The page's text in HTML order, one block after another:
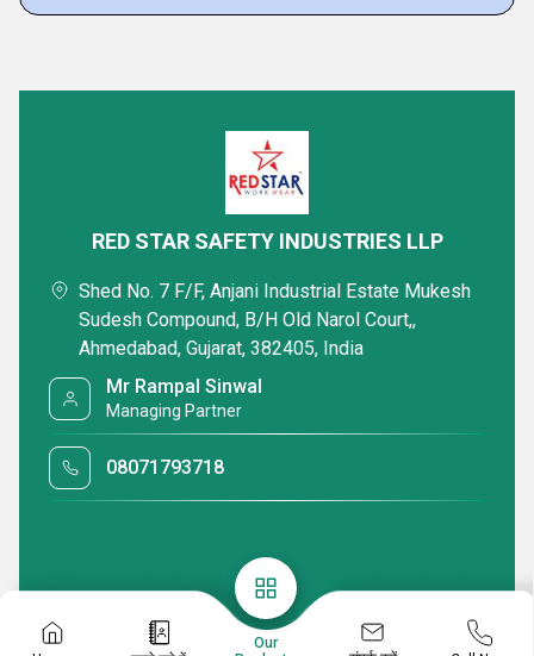
Orange Industrial Cotton Coverall
₹ 825 आईएनआर /Unit
Minimum Order Quantity : 2000 Units
Delivery Time : 30 Days
WhatsApp
Minimum Order
Our
RED STAR SAFETY INDUSTRIES LLP
Shed No. 7 F/F, Anjani Industrial Estate Mukesh
Sudesh Compound, B/H Old Narol Court,,
Ahmedabad, Gujarat, 382405, India
Mr Rampal Sinwal
Managing Partner
08071793718